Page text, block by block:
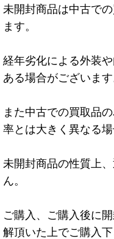
未開封商品は中古で
ます。
経年劣化による外装
ある場合がございます
また中古での買取品
率とは大きく異なる場
未開封商品の性質上
ん。
ご購入、ご購入後に
解頂いた上でご購入下